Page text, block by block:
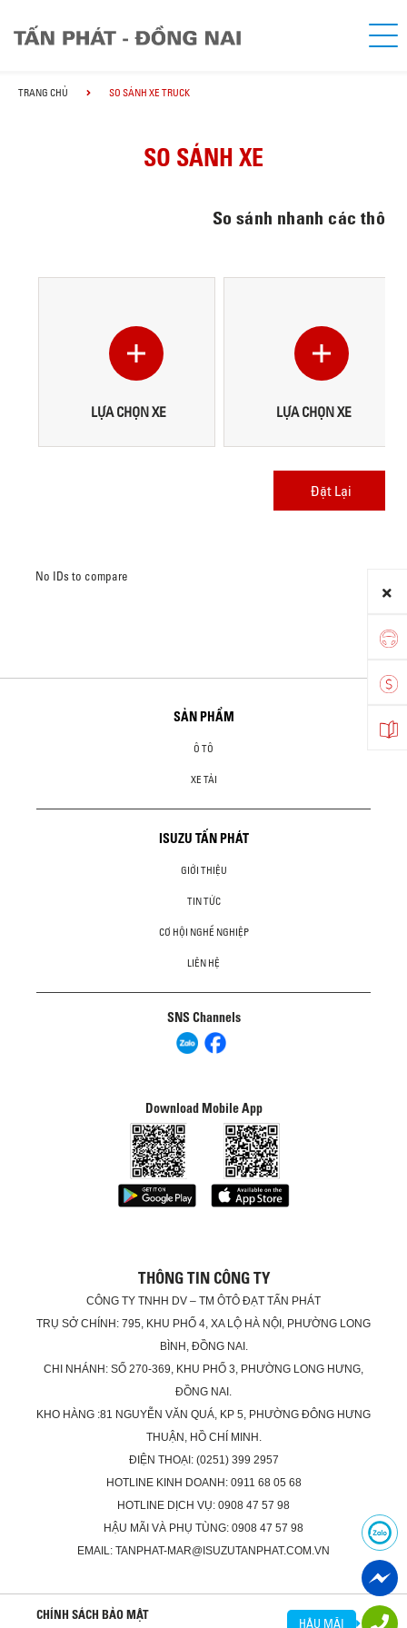
TRANG CHỦ SO SÁNH XE TRUCK
SO SÁNH XE
So sánh nhanh các
LỰA CHỌN XE LỰA CHỌN XE
Đặt Lại
No IDs to compare
SẢN PHẨM
Ô TÔ
XE TẢI
ISUZU TẤN PHÁT
GIỚI THIỆU
TIN TỨC
CƠ HỘI NGHỀ NGHIỆP
LIÊN HỆ
SNS Channels
Download Mobile App
THÔNG TIN CÔNG TY
CÔNG TY TNHH DV – TM ÔTÔ ĐẠT TẤN PHÁT
TRỤ SỞ CHÍNH: 795, KHU PHỐ 4, XA LỘ HÀ NỘI, PHƯỜNG LONG
BÌNH, ĐỒNG NAI.
CHI NHÁNH: SỐ 270-369, KHU PHỐ 3, PHƯỜNG LONG HƯNG,
ĐỒNG NAI.
KHO HÀNG :81 NGUYỄN VĂN QUÁ, KP 5, PHƯỜNG ĐÔNG HƯNG
THUẬN, HỒ CHÍ MINH.
ĐIỆN THOẠI: (0251) 399 2957
HOTLINE KINH DOANH: 0911 68 05 68
HOTLINE DỊCH VỤ: 0908 47 57 98
HẬU MÃI VÀ PHỤ TÙNG: 0908 47 57 98
EMAIL: TANPHAT-MAR@ISUZUTANPHAT.COM.VN
CHÍNH SÁCH BẢO MẬT
HẬU MÃI